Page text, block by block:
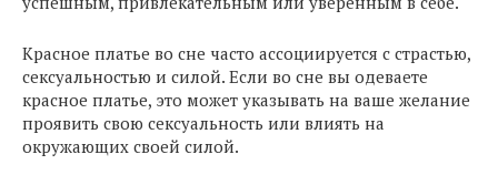
Красное платье во сне часто ассоциируется с страстью,
сексуальностью и силой. Если во сне вы одеваете
красное платье, это может указывать на ваше желание
проявить свою сексуальность или влиять на
окружающих своей силой.